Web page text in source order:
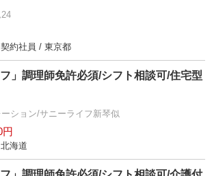
約社員 / 東京都
」調理師免許必須/シフト相談可/住宅型
ション/サニーライフ新琴似
円
海道